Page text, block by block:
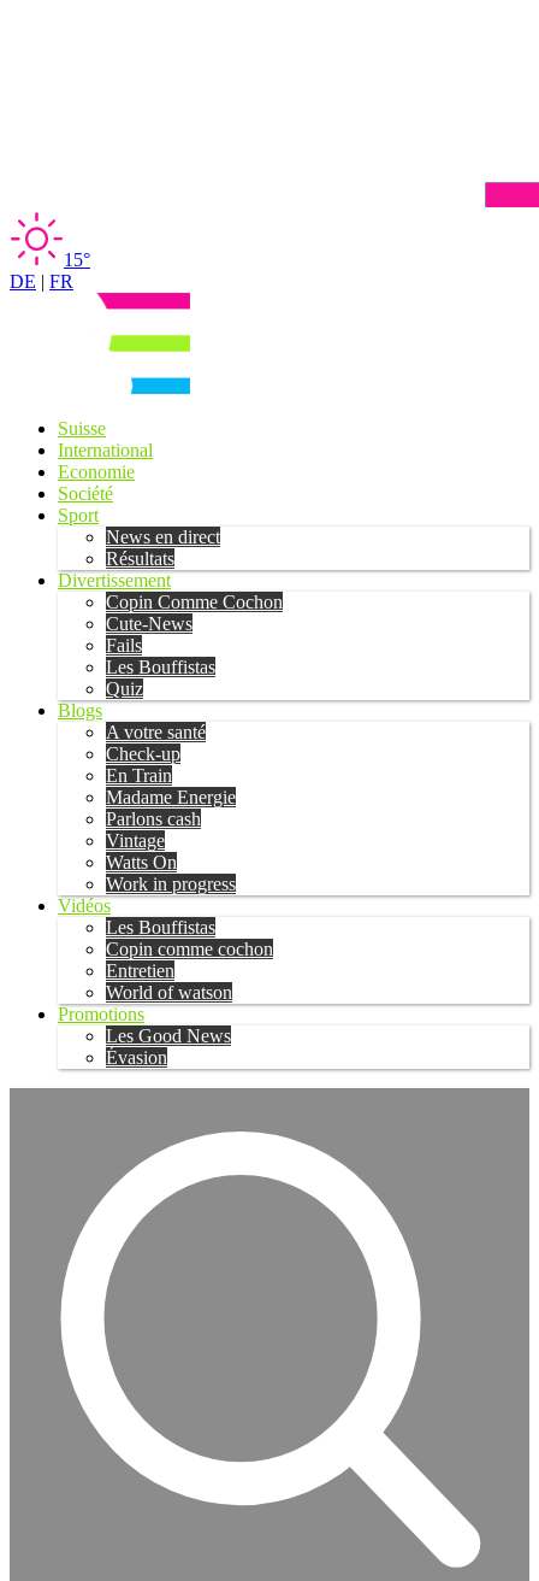
15°
DE | FR
Suisse
International
Economie
Société
Sport
News en direct
Résultats
Divertissement
Copin Comme Cochon
Cute-News
Fails
Les Bouffistas
Quiz
Blogs
A votre santé
Check-up
En Train
Madame Energie
Parlons cash
Vintage
Watts On
Work in progress
Vidéos
Les Bouffistas
Copin comme cochon
Entretien
World of watson
Promotions
Les Good News
Évasion